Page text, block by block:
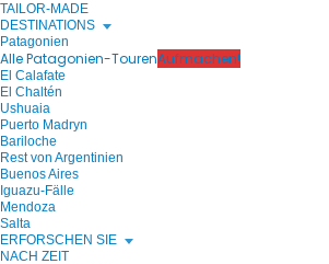
TAILOR-MADE
DESTINATIONS
Patagonien
Alle Patagonien-TourenAufmachen!
El Calafate
El Chaltén
Ushuaia
Puerto Madryn
Bariloche
Rest von Argentinien
Buenos Aires
Iguazu-Fälle
Mendoza
Salta
ERFORSCHEN SIE
NACH ZEIT